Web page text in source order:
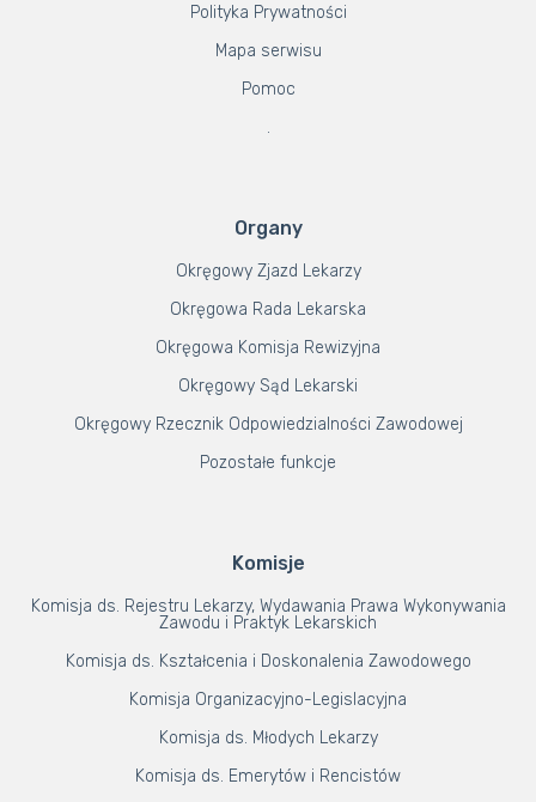
Polityka Prywatności
Mapa serwisu
Pomoc
.
Organy
Okręgowy Zjazd Lekarzy
Okręgowa Rada Lekarska
Okręgowa Komisja Rewizyjna
Okręgowy Sąd Lekarski
Okręgowy Rzecznik Odpowiedzialności Zawodowej
Pozostałe funkcje
Komisje
Komisja ds. Rejestru Lekarzy, Wydawania Prawa Wykonywania
Zawodu i Praktyk Lekarskich
Komisja ds. Kształcenia i Doskonalenia Zawodowego
Komisja Organizacyjno-Legislacyjna
Komisja ds. Młodych Lekarzy
Komisja ds. Emerytów i Rencistów